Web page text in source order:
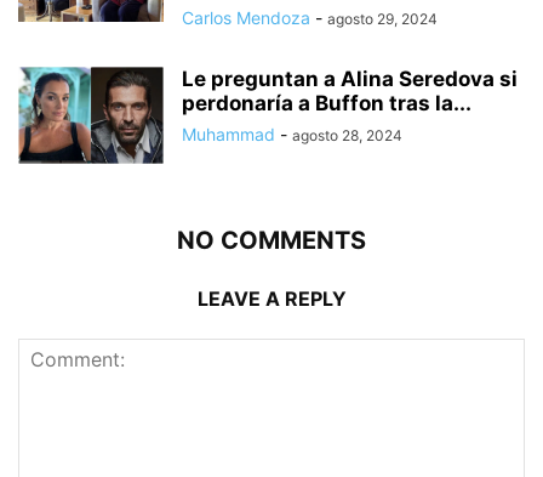
Carlos Mendoza - agosto 29, 2024
Le preguntan a Alina Seredova si
perdonaría a Buffon tras la...
Muhammad - agosto 28, 2024
NO COMMENTS
LEAVE A REPLY